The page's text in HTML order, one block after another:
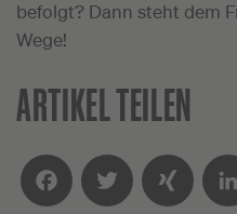
befolgt? Dann steht dem
Wege!
ARTIKEL TEILEN